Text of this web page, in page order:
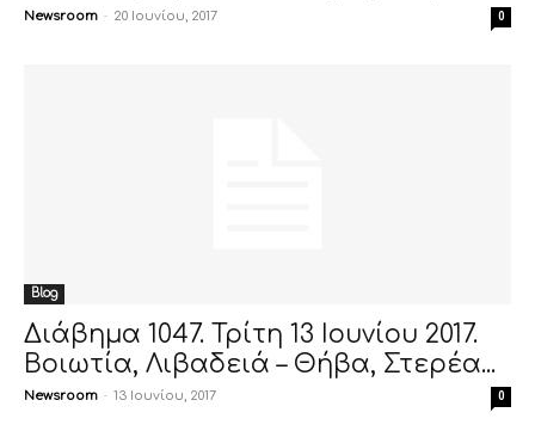
Newsroom - 20 Ιουνίου, 2017 0
Blog
Διάβημα 1047. Τρίτη 13 Ιουνίου 2017.
Βοιωτία, Λιβαδειά – Θήβα, Στερέα...
Newsroom - 13 Ιουνίου, 2017 0